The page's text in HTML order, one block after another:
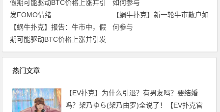
【蜗牛扑克】报告：牛市中，假
期可能驱动BTC价格上涨并引发
FOMO情绪
【蜗牛扑克】新一轮牛市散户如
何参与
热门文章
【EV扑克】为什么引退？有男友吗？要结婚
吗？架乃ゆら(架乃由罗)全说了！【EV扑克官